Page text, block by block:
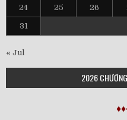
24 25 26
31
« Jul
2026